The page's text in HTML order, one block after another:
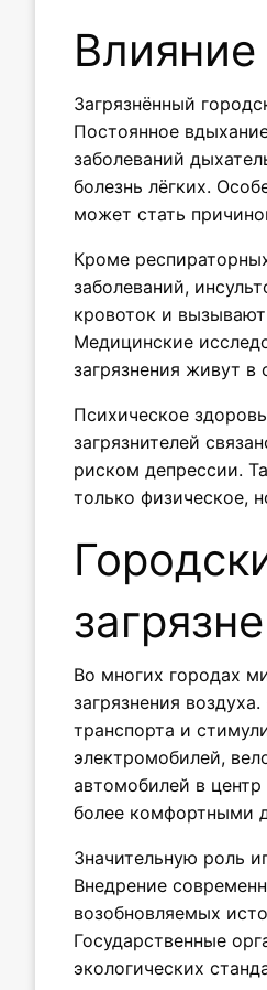
Влияние
Загрязнённый
Постоянное
заболеваний
болезнь лёгких.
может стать
Кроме
заболеваний,
кровоток и
Медицинские
загрязнения живут
Психическое
загрязнителей
риском депрессии.
только физическое,
Во многих городах
загрязнения
транспорта и
электромобилей,
автомобилей в
более комфортными
Значительную роль
Внедрение
возобновляемых
Государственные
экологических